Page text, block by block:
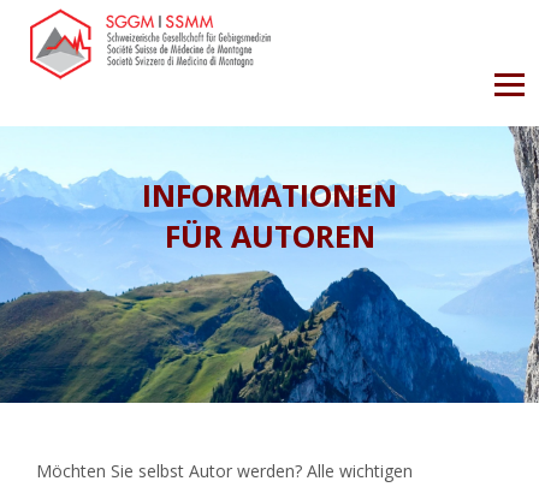
INFORMATIONEN
FÜR AUTOREN
Möchten Sie selbst Autor werden? Alle wichtigen